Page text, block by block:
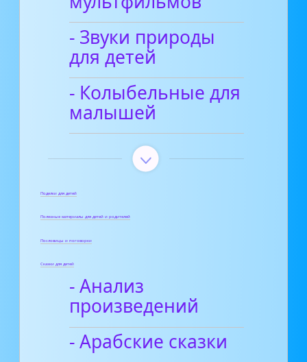
- Звуки природы
для детей
- Колыбельные для
малышей
Поделки для детей
Полезные материалы для детей и родителей
Пословицы и поговорки
Сказки для детей
- Анализ
произведений
- Арабские сказки